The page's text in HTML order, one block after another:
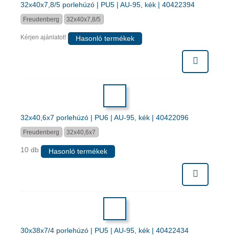
32x40x7,8/5 porlehúzó | PU5 | AU-95, kék | 40422394
Freudenberg 32x40x7,8/5
Kérjen ajánlatot! Hasonló termékek
32x40,6x7 porlehúzó | PU6 | AU-95, kék | 40422096
Freudenberg 32x40,6x7
10 db Hasonló termékek
30x38x7/4 porlehúzó | PU5 | AU-95, kék | 40422434